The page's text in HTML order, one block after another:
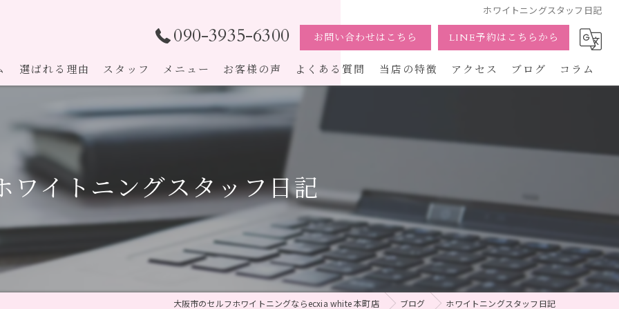
ホワイトニングスタッフ日記
090-3935-6300 お問い合わせはこちら LINE予約はこちらから
選ばれる理由 スタッフ メニュー お客様の声 よくある質問 当店の特徴
体験
アクセス ブログ コラム
ワイトニングスタッフ日記
大阪市のセルフホワイトニングならecxia white 本町店 ブログ ホワイトニングスタッフ日記